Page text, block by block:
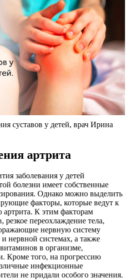
суставов у детей, врач Ирина
артрита
заболевания у детей
болезни имеет собственные
Однако можно выделить
факторы, которые ведут к
К этим факторам
резкое переохлаждение тела,
нервную систему
нервной системах, а также
в организме,
Кроме того, на прогрессию
инфекционные
не придали особого значения.